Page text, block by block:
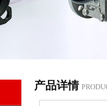
产品详情